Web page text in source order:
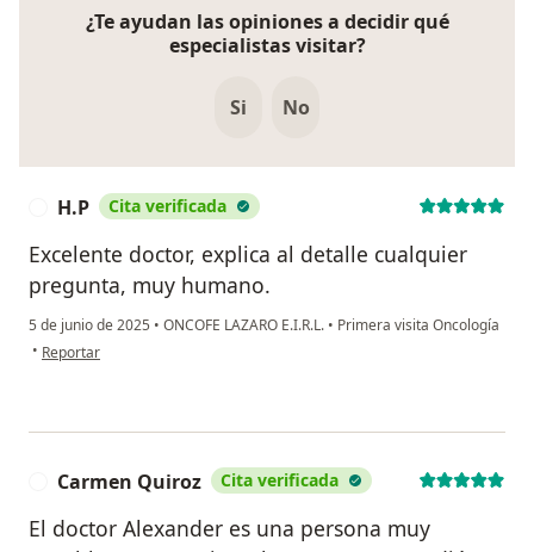
¿Te ayudan las opiniones a decidir qué
especialistas visitar?
Si No
H.P Cita verificada
Excelente doctor, explica al detalle cualquier
pregunta, muy humano.
5 de junio de 2025 • ONCOFE LAZARO E.I.R.L. • Primera visita Oncología
• en opinión del usuario H.P
Reportar
Carmen Quiroz Cita verificada
El doctor Alexander es una persona muy